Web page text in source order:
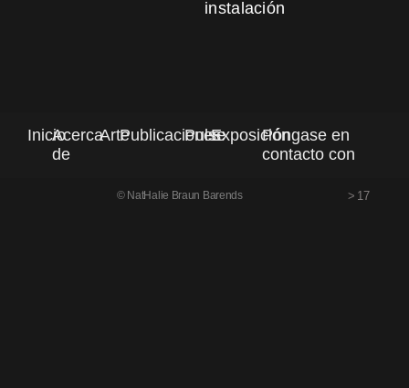
instalación
InicioAcerca
de
ArtePublicaciones
PulseExposiciónPóngase en
contacto con
© NatHalie Braun Barends > 17